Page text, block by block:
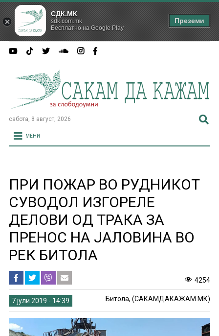
сабота, 8 август, 2026
МЕНИ
ПРИ ПОЖАР ВО РУДНИКОТ
СУВОДОЛ ИЗГОРЕЛЕ
ДЕЛОВИ ОД ТРАКА ЗА
ПРЕНОС НА ЈАЛОВИНА ВО
РЕК БИТОЛА
4254
7 јули 2019 - 14:39 Битола, (САКАМДАКАЖАМ.МК)
СДК.МК
sdk.com.mk
Бесплатно на Google Play
Преземи